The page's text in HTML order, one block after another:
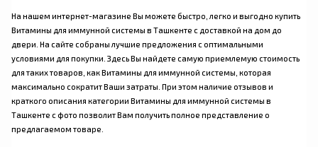
На нашем интернет-магазине Вы можете быстро, легко и выгодно купить
Витамины для иммунной системы в Ташкенте с доставкой на дом до
двери. На сайте собраны лучшие предложения с оптимальными
условиями для покупки. Здесь Вы найдете самую приемлемую стоимость
для таких товаров, как Витамины для иммунной системы, которая
максимально сократит Ваши затраты. При этом наличие отзывов и
краткого описания категории Витамины для иммунной системы в
Ташкенте с фото позволит Вам получить полное представление о
предлагаемом товаре.